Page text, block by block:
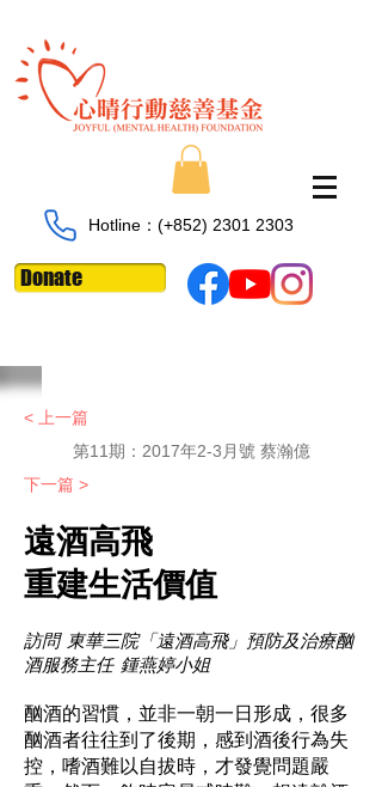
Hotline：​​(+852) 2301 2303
Donate
< 上一篇
第11期： 2017年2-3月號 蔡瀚億
下一篇 >
遠酒高飛
重建生活價值
訪問 東華三院「遠酒高飛」預防及治療酗
酒服務主任 鍾燕婷小姐
酗酒的習慣，並非一朝一日形成，很多
酗酒者往往到了後期，感到酒後行為失
控，嗜酒難以自拔時，才發覺問題嚴